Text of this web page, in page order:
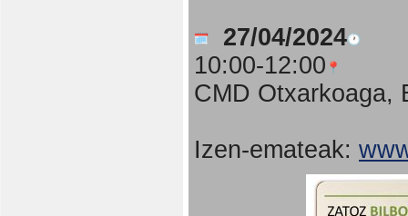
27/04/2024
10:00-12:00
CMD Otxarkoaga,
Izen-emateak: